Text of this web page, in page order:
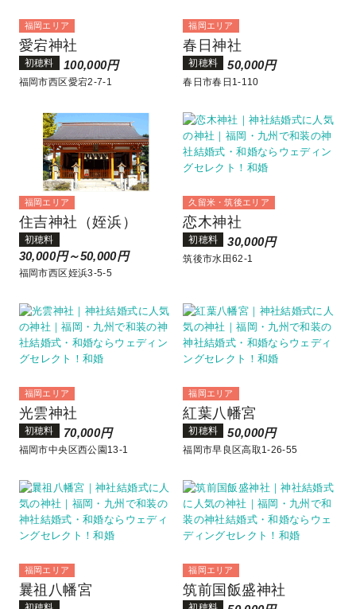
福岡エリア
愛宕神社
初穂料 100,000円
福岡市西区愛宕2-7-1
福岡エリア
春日神社
初穂料 50,000円
春日市春日1-110
福岡エリア
住吉神社（姪浜）
初穂料
30,000円～50,000円
福岡市西区姪浜3-5-5
久留米・筑後エリア
恋木神社
初穂料 30,000円
筑後市水田62-1
福岡エリア
光雲神社
初穂料 70,000円
福岡市中央区西公園13‐1
福岡エリア
紅葉八幡宮
初穂料 50,000円
福岡市早良区高取1-26-55
福岡エリア
曩祖八幡宮
福岡エリア
筑前国飯盛神社